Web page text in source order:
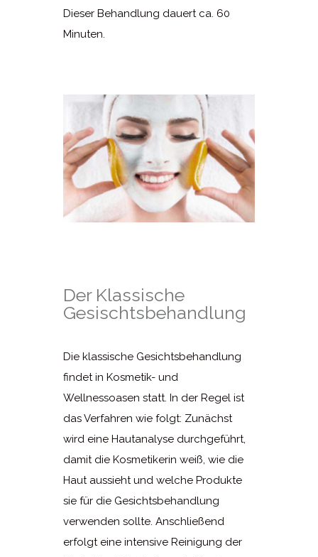
Dieser Behandlung dauert ca. 60
Minuten.
Der Klassische
Gesischtsbehandlung
Die klassische Gesichtsbehandlung
findet in Kosmetik- und
Wellnessoasen statt. In der Regel ist
das Verfahren wie folgt: Zunächst
wird eine Hautanalyse durchgeführt,
damit die Kosmetikerin weiß, wie die
Haut aussieht und welche Produkte
sie für die Gesichtsbehandlung
verwenden sollte. Anschließend
erfolgt eine intensive Reinigung der